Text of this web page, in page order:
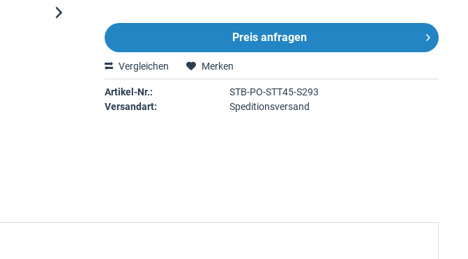
Preis anfragen
Vergleichen Merken
Artikel-Nr.:
STB-PO-STT45-S293
Versandart:
Speditionsversand